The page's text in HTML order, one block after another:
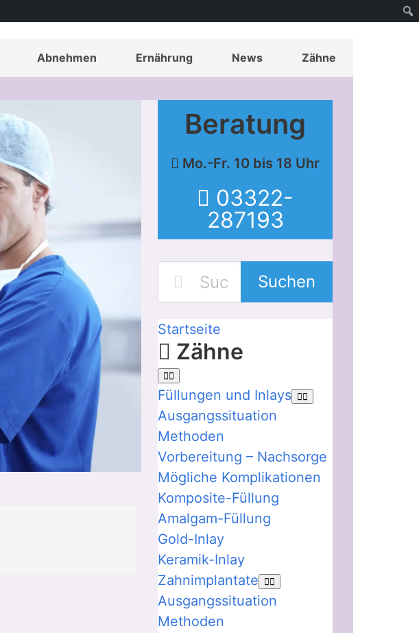
Abnehmen Ernährung News Zähne
Beratung
Mo.-Fr. 10 bis 18 Uhr
03322-
287193
Suchen
Startseite
Zähne
Füllungen und Inlays
Ausgangssituation
Methoden
Vorbereitung – Nachsorge
Mögliche Komplikationen
Komposite-Füllung
Amalgam-Füllung
Gold-Inlay
Keramik-Inlay
Zahnimplantate
Ausgangssituation
Methoden